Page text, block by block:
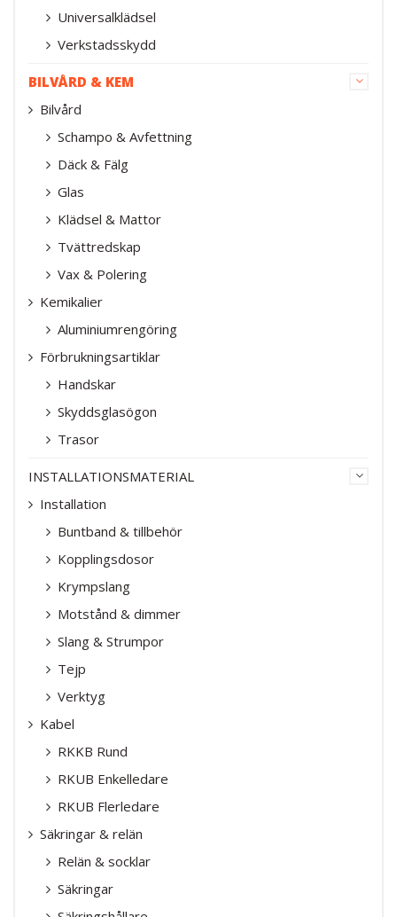
Universalklädsel
Verkstadsskydd
BILVÅRD & KEM
Bilvård
Schampo & Avfettning
Däck & Fälg
Glas
Klädsel & Mattor
Tvättredskap
Vax & Polering
Kemikalier
Aluminiumrengöring
Förbrukningsartiklar
Handskar
Skyddsglasögon
Trasor
INSTALLATIONSMATERIAL
Installation
Buntband & tillbehör
Kopplingsdosor
Krympslang
Motstånd & dimmer
Slang & Strumpor
Tejp
Verktyg
Kabel
RKKB Rund
RKUB Enkelledare
RKUB Flerledare
Säkringar & relän
Relän & socklar
Säkringar